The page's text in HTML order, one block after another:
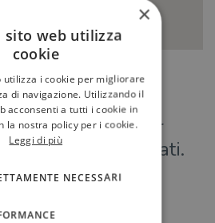
una libreria?
per
i tuoi dati.
×
sito web utilizza
cookie
utilizza i cookie per migliorare
di navigazione. Utilizzando il
acconsenti a tutti i cookie in
la nostra policy per i cookie.
Leggi di più
NECESSARI